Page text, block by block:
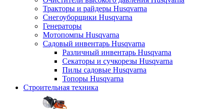
Тракторы и райдеры Husqvarna
Снегоуборщики Husqvarna
Генераторы
Мотопомпы Husqvarna
Садовый инвентарь Husqvarna
Различный инвентарь Husqvarna
Секаторы и сучкорезы Husqvarna
Пилы садовые Husqvarna
Топоры Husqvarna
Строительная техника